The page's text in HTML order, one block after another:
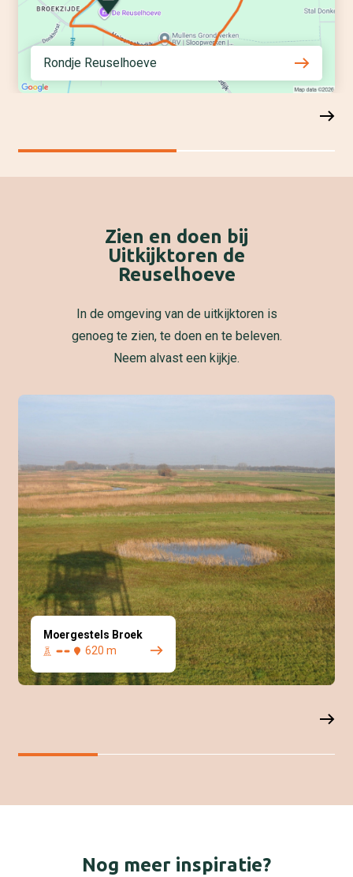
Rondje Reuselhoeve
Zien en doen bij
Uitkijktoren de
Reuselhoeve
In de omgeving van de uitkijktoren is
genoeg te zien, te doen en te beleven.
Neem alvast een kijkje.
Moergestels Broek
620 m
Nog meer inspiratie?